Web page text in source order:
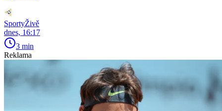
SportyŽivě
dnes, 16:17
3 min
Reklama